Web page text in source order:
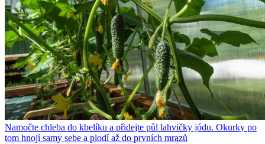
Namočte chleba do kbelíku a přidejte půl lahvičky jódu. Okurky po
tom hnojí samy sebe a plodí až do prvních mrazů